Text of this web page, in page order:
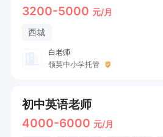
3200-5000 元/月
西城
白老师
领英中小学托管
初中英语老师
4000-6000 元/月